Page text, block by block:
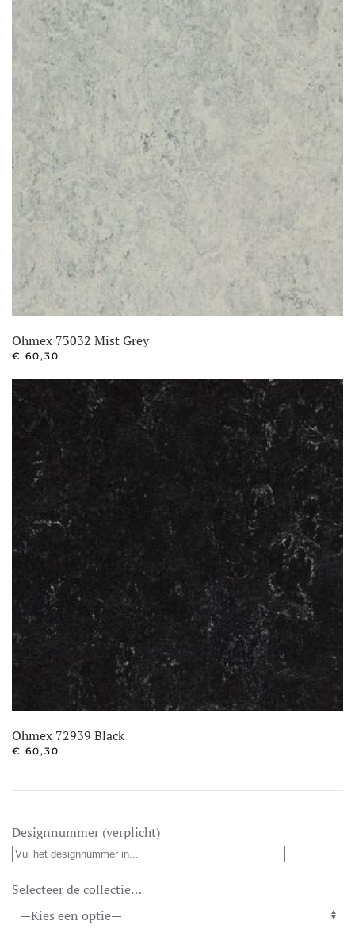
Ohmex 73032 Mist Grey
€ 60,30
Ohmex 72939 Black
€ 60,30
Designnummer (verplicht)
Selecteer de collectie…